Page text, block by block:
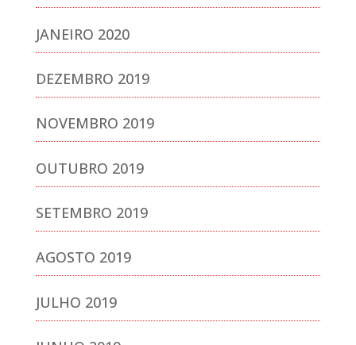
JANEIRO 2020
DEZEMBRO 2019
NOVEMBRO 2019
OUTUBRO 2019
SETEMBRO 2019
AGOSTO 2019
JULHO 2019